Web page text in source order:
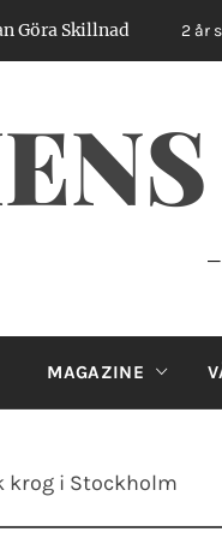
2 år sedan Så
MAGAZINE
krog i Stockholm